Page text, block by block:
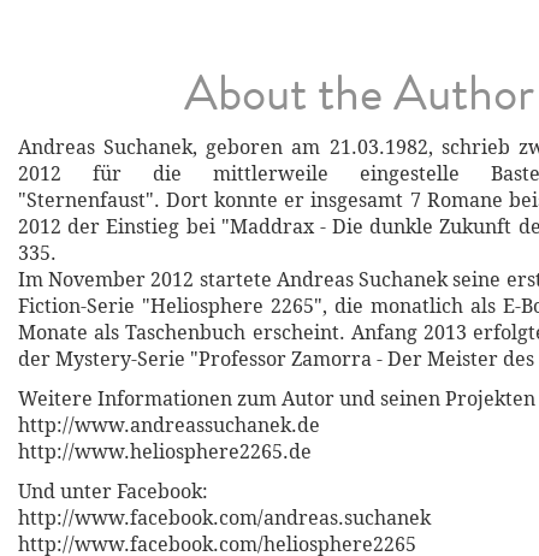
About the Author
Andreas Suchanek, geboren am 21.03.1982, schrieb
2012 für die mittlerweile eingestelle Bastei-
"Sternenfaust". Dort konnte er insgesamt 7 Romane
2012 der Einstieg bei "Maddrax - Die dunkle Zukunft
335.
Im November 2012 startete Andreas Suchanek seine
Fiction-Serie "Heliosphere 2265", die monatlich als E-
Monate als Taschenbuch erscheint. Anfang 2013
der Mystery-Serie "Professor Zamorra - Der Meister
Weitere Informationen zum Autor und seinen
http://www.andreassuchanek.de
http://www.heliosphere2265.de
Und unter Facebook:
http://www.facebook.com/andreas.suchanek
http://www.facebook.com/heliosphere2265